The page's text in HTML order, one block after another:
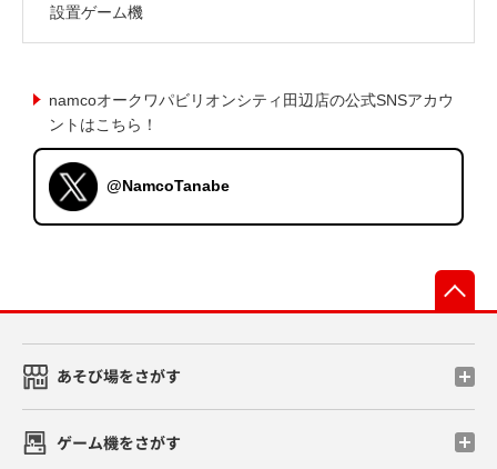
設置ゲーム機
namcoオークワパビリオンシティ田辺店の公式SNSアカウ
ントはこちら！
@NamcoTanabe
あそび場をさがす
ゲーム機をさがす